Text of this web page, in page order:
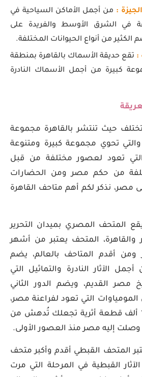
: من أجمل الأماكن السياحية في
في الشرق الأوسط والفريدة على
من أنواع الحيوانات المختلفة.
: تقع حديقة الأسماك بالقاهرة بمنطقة
كبيرة من أجمل الأسماك النادرة
حيث تنتشر بالقاهرة مجموعة
تحوي مجموعة كبيرة ومتنوعة
تعود لعصور مختلفة من قبل
من حكم مصر ومن الحضارات
مصر، نذكر لكم أهم متاحف القاهرة
المتحف المصري بميدان التحرير
المتحف يعتبر من أشهر
ومن أقدم المتاحف بالعالم، يضم
الآثار النادرة والتماثيل التي
مصر القديم، ويضم الدور الثاني
التي تعود لفراعنة مصر،
ويوجد به أكثر من 160 ألف قطعة أثرية تجعلك تُدهش من
وصلت إليه مصر منذ العصور الأولى.
المتحف القبطي أقدم وأكبر متحف
القبطية في المرحلة التي مرت